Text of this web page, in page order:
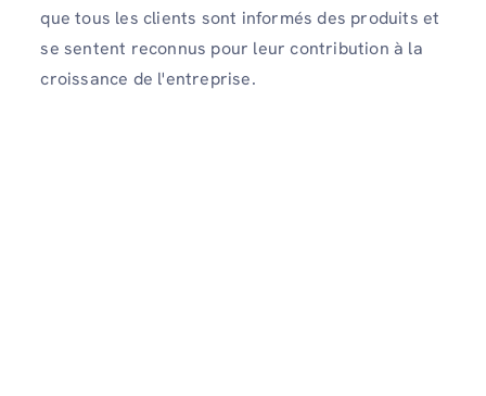
que tous les clients sont informés des produits et
se sentent reconnus pour leur contribution à la
croissance de l'entreprise.